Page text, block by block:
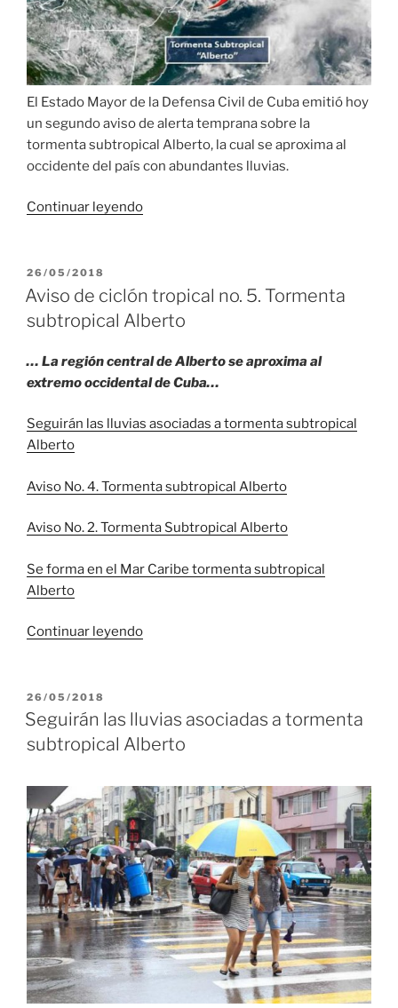
El Estado Mayor de la Defensa Civil de Cuba emitió hoy
un segundo aviso de alerta temprana sobre la
tormenta subtropical Alberto, la cual se aproxima al
occidente del país con abundantes lluvias.
Continuar leyendo«Cuba:
alerta
ante
subtropical
Alberto»
PUBLICADO
EL
26/05/2018
Aviso de ciclón tropical no. 5. Tormenta
subtropical Alberto
… La región central de Alberto se aproxima al
extremo occidental de Cuba…
Seguirán las lluvias asociadas a tormenta subtropical
Alberto
Aviso No. 4. Tormenta subtropical Alberto
Aviso No. 2. Tormenta Subtropical Alberto
Se forma en el Mar Caribe tormenta subtropical
Alberto
Continuar leyendo«Aviso
no.
5.
Alberto»
PUBLICADO
EL
26/05/2018
Seguirán las lluvias asociadas a tormenta
subtropical Alberto